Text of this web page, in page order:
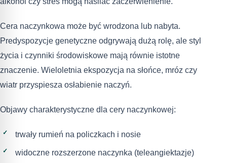
Cera naczynkowa może być wrodzona lub nabyta.
Predyspozycje genetyczne odgrywają dużą rolę, ale styl
życia i czynniki środowiskowe mają równie istotne
znaczenie. Wieloletnia ekspozycja na słońce, mróz czy
wiatr przyspiesza osłabienie naczyń.
Objawy charakterystyczne dla cery naczynkowej:
trwały rumień na policzkach i nosie
widoczne rozszerzone naczynka (teleangiektazje)